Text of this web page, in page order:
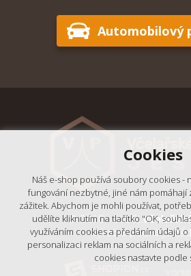
Automobilový
© 2018 - 2026,
- Výrobní podnik
Cookies
Náš e-shop používá soubory cookies -
fungování nezbytné, jiné nám pomáhají
zážitek. Abychom je mohli používat,
udělíte kliknutím na tlačítko "OK,
využíváním cookies a předáním údajů
personalizaci reklam na sociálních a
cookies nastavte podle